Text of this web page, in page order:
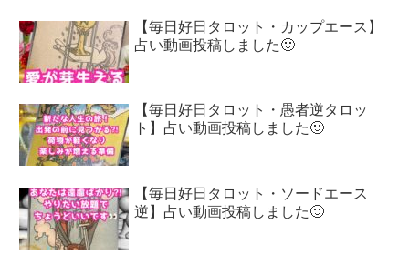
【毎日好日タロット・カップエース】
占い動画投稿しました🙂
【毎日好日タロット・愚者逆タロッ
ト】占い動画投稿しました🙂
【毎日好日タロット・ソードエース
逆️】占い動画投稿しました🙂